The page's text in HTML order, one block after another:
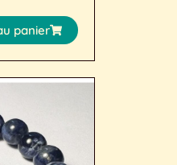
panier